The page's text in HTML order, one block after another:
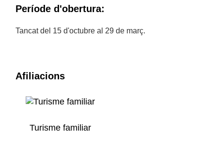
Període d'obertura:
Tancat del 15 d'octubre al 29 de març.
Afiliacions
Turisme familiar